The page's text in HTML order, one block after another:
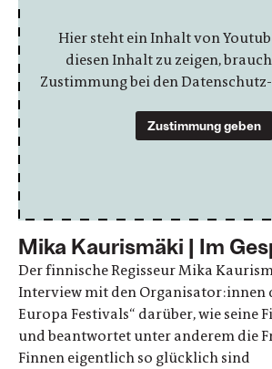
Hier steht ein Inhalt von
diesen Inhalt zu zeigen,
Zustimmung bei den
Zustimmung geben
Mika Kaurismäki | Im
Der finnische Regisseur Mika
Interview mit den Organisator:innen
Europa Festivals“ darüber, wie seine
und beantwortet unter anderem die
Finnen eigentlich so glücklich sind